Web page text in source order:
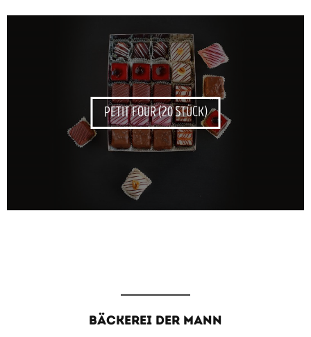
PETIT FOUR (20 STÜCK)
BÄCKEREI DER MANN